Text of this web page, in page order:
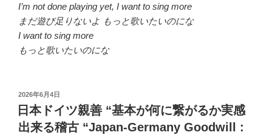
I’m not done playing yet, I want to sing more
まだ遊び足りないよ もっと歌いたいのにな
I want to sing more
もっと歌いたいのにな
投
稿
日:
2026年6月4日
日本ドイツ親善 “基本が何に繋がるか実感
出来る稽古 “Japan-Germany Goodwill :